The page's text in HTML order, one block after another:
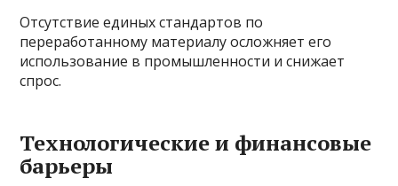
Отсутствие единых стандартов по
переработанному материалу осложняет его
использование в промышленности и снижает
спрос.
Технологические и финансовые
барьеры